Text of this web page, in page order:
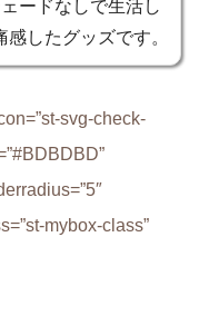
ードなしで生活し
したグッズです。
svg-check-
mybox-class”